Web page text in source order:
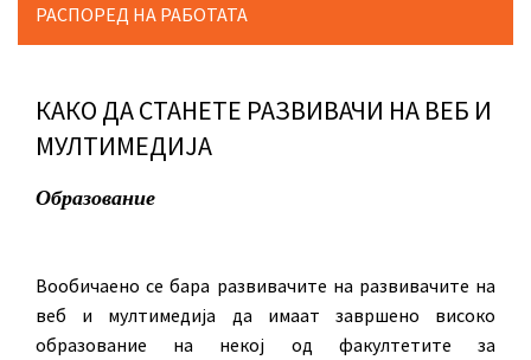
РАСПОРЕД НА РАБОТАТА
КАКО ДА СТАНЕТЕ РАЗВИВАЧИ НА ВЕБ И
МУЛТИМЕДИЈА
Образование
Вообичаено се бара развивачите на развивачите на
веб и мултимедија да имаат завршено високо
образование на некој од факултетите за